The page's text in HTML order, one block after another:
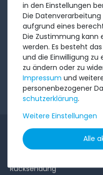
eingetroffenen
interessieren
Ich möchte Ihren
die
in den Einstellungen
Die
aufgrund eines
Die Zustimmung kann
werden. Es besteht
und die Einwilligung
zu ändern oder zu
Impressum und
personenbezogener
schutz­erklärung.
Weitere Einstellungen
Alle
INFORMATIONEN
Rücksendung